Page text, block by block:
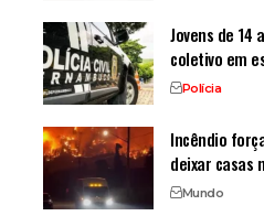
Jovens de 14
coletivo em
Polícia
Incêndio
deixar casas
Mundo